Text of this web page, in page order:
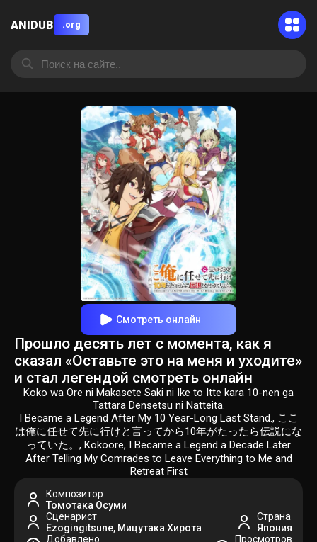
ANIDUB .org
Смотреть онлайн
Прошло десять лет с момента, как я
сказал «Оставьте это на меня и уходите»
и стал легендой смотреть онлайн
Koko wa Ore ni Makasete Saki ni Ike to Itte kara 10-nen ga
Tattara Densetsu ni Natteita.
I Became a Legend After My 10 Year-Long Last Stand., ここ
は俺に任せて先に行けと言ってから10年がたったら伝説にな
っていた。, Kokoore, I Became a Legend a Decade Later
After Telling My Comrades to Leave Everything to Me and
Retreat First
Композитор
Томотака Осуми
Сценарист
Ezogingitsune, Мицутака Хирота
Страна
Япония
Добавлено
Просмотров